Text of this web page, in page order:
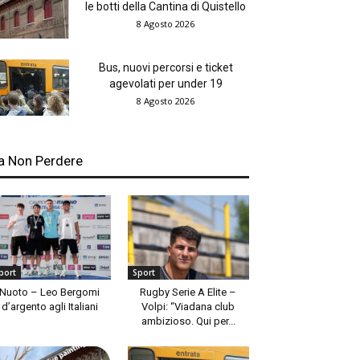
le botti della Cantina di Quistello
8 Agosto 2026
Bus, nuovi percorsi e ticket
agevolati per under 19
8 Agosto 2026
Non Perdere
Nuoto – Leo Bergomi
d’argento agli Italiani
Sport
Rugby Serie A Elite –
Volpi: “Viadana club
ambizioso. Qui per...